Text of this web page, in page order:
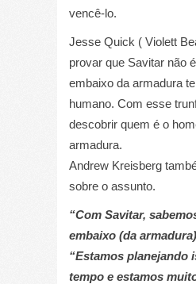
vencê-lo.
Jesse Quick ( Violett
provar que Savitar não
embaixo da armadura
humano. Com esse
descobrir quem é o
armadura.
Andrew Kreisberg
sobre o assunto.
“Com Savitar,
embaixo (da
“Estamos planejando
tempo e estamos